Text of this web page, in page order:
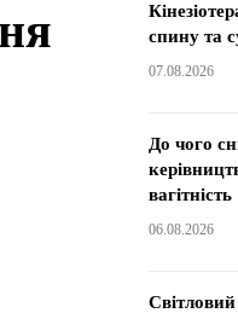
спину та
07.08.2026
До чого
вагітність
06.08.2026